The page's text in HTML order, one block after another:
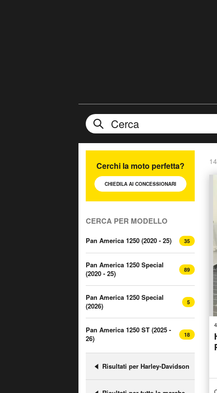
Cerchi la moto perfetta?
CHIEDILA AI CONCESSIONARI
CERCA PER MODELLO
Pan America 1250 (2020 - 25) 35
Pan America 1250 Special
(2020 - 25)
89
Pan America 1250 Special
(2026)
5
Pan America 1250 ST (2025 -
26)
18
Risultati per Harley-Davidson